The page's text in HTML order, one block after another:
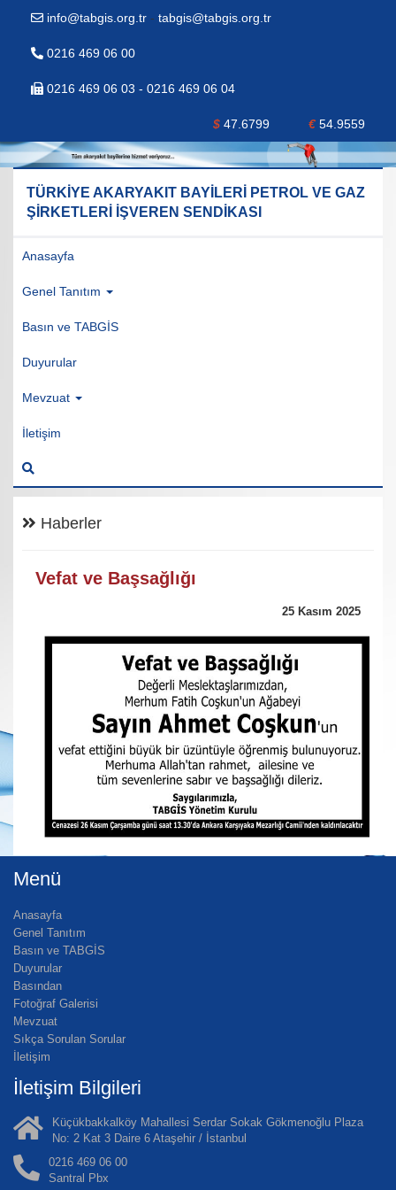
info@tabgis.org.tr - tabgis@tabgis.org.tr
0216 469 06 00
0216 469 06 03 - 0216 469 06 04
$ 47.6799 €54.9559
TÜRKİYE AKARYAKIT BAYİLERİ PETROL VE GAZ
ŞİRKETLERİ İŞVEREN SENDİKASI
Anasayfa
Genel Tanıtım
Basın ve TABGİS
Duyurular
Mevzuat
İletişim
Haberler
Vefat ve Başsağlığı
25 Kasım 2025
Menü
Anasayfa
Genel Tanıtım
Basın ve TABGİS
Duyurular
Basından
Fotoğraf Galerisi
Mevzuat
Sıkça Sorulan Sorular
İletişim
İletişim Bilgileri
Küçükbakkalköy Mahallesi Serdar Sokak Gökmenoğlu Plaza
No: 2 Kat 3 Daire 6 Ataşehir / İstanbul
0216 469 06 00
Santral Pbx